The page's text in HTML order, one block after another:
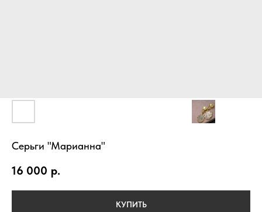
Серьги "Марианна"
16 000 р.
КУПИТЬ